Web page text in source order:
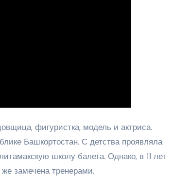
фигуристка, модель и актриса.
Башкортостан. С детства проявляла
школу балета. Однако, в 11 лет
замечена тренерами.